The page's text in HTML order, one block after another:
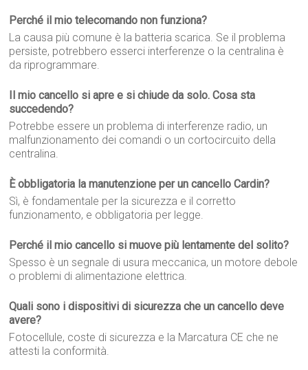
Perché il mio telecomando non funziona?
La causa più comune è la batteria scarica. Se il problema
persiste, potrebbero esserci interferenze o la centralina è
da riprogrammare.
Il mio cancello si apre e si chiude da solo. Cosa sta
succedendo?
Potrebbe essere un problema di interferenze radio, un
malfunzionamento dei comandi o un cortocircuito della
centralina.
È obbligatoria la manutenzione per un cancello Cardin?
Sì, è fondamentale per la sicurezza e il corretto
funzionamento, e obbligatoria per legge.
Perché il mio cancello si muove più lentamente del solito?
Spesso è un segnale di usura meccanica, un motore debole
o problemi di alimentazione elettrica.
Quali sono i dispositivi di sicurezza che un cancello deve
avere?
Fotocellule, coste di sicurezza e la Marcatura CE che ne
attesti la conformità.